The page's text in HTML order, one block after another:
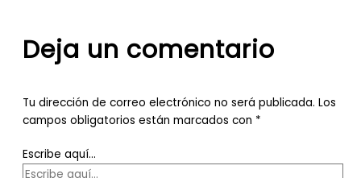
Deja un comentario
Tu dirección de correo electrónico no será publicada. Los
campos obligatorios están marcados con *
Escribe aquí...